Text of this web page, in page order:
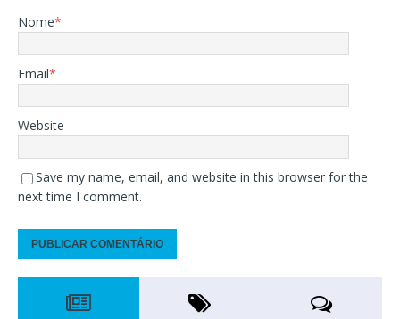
Nome*
Email*
Website
Save my name, email, and website in this browser for the
next time I comment.